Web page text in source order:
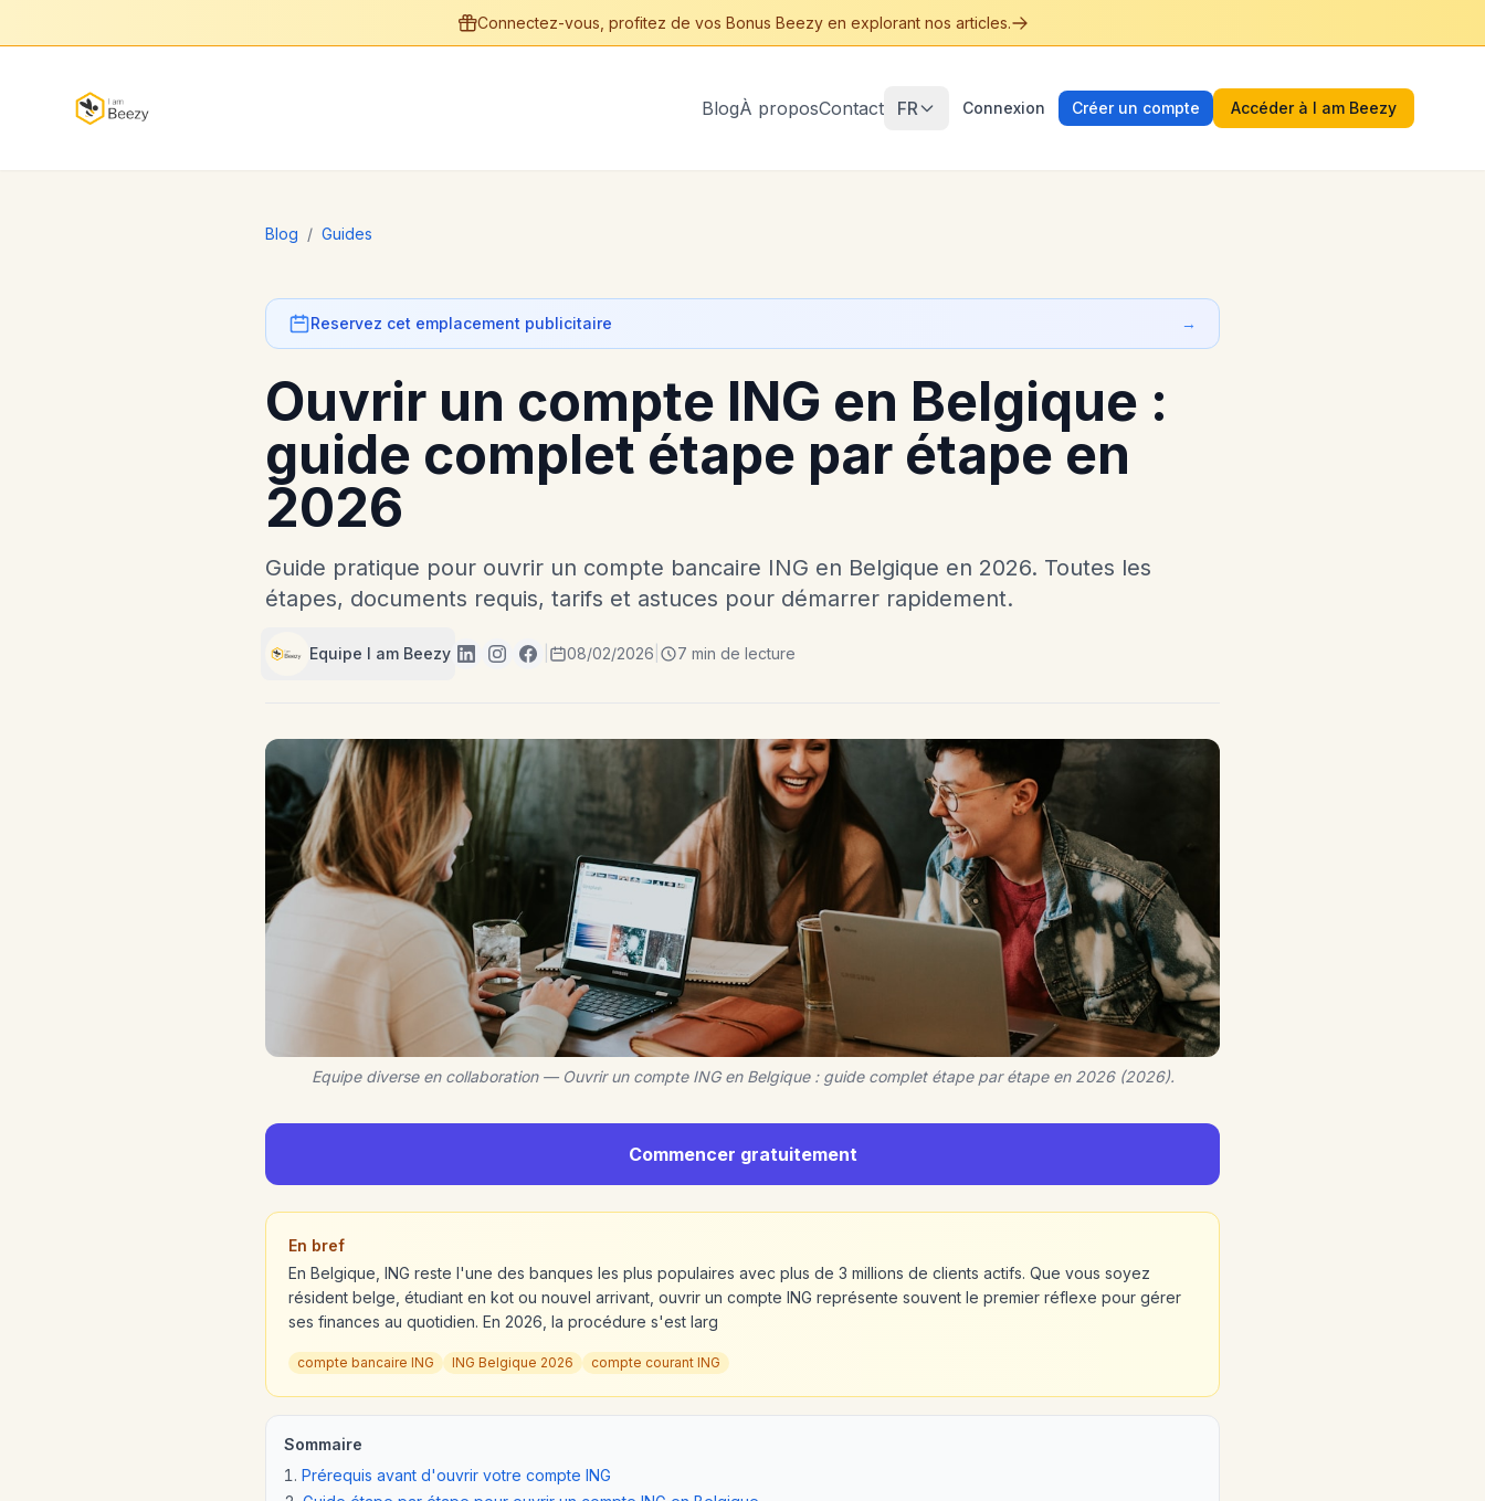
Connectez-vous, profitez de vos Bonus Beezy en explorant nos articles.
BlogÀ proposContact FR Connexion Créer un compte Accéder à I am Beezy
Blog / Guides
Reservez cet emplacement publicitaire →
Ouvrir un compte ING en Belgique :
guide complet étape par étape en
2026
Guide pratique pour ouvrir un compte bancaire ING en Belgique en 2026. Toutes les
étapes, documents requis, tarifs et astuces pour démarrer rapidement.
Equipe I am Beezy 08/02/2026 7 min de lecture
Equipe diverse en collaboration — Ouvrir un compte ING en Belgique : guide complet étape par étape en 2026 (2026).
Commencer gratuitement
En bref
En Belgique, ING reste l'une des banques les plus populaires avec plus de 3 millions de clients actifs. Que vous soyez
résident belge, étudiant en kot ou nouvel arrivant, ouvrir un compte ING représente souvent le premier réflexe pour gérer
ses finances au quotidien. En 2026, la procédure s'est larg
compte bancaire ING ING Belgique 2026 compte courant ING
Sommaire
Prérequis avant d'ouvrir votre compte ING